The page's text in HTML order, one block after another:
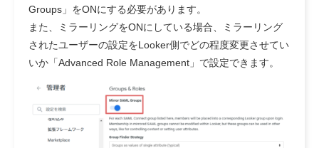
Groups」をONにする必要があります。
また、ミラーリングをONにしている場合、ミラーリング
されたユーザーの設定をLooker側でどの程度変更させてい
いか「Advanced Role Management」で設定できます。